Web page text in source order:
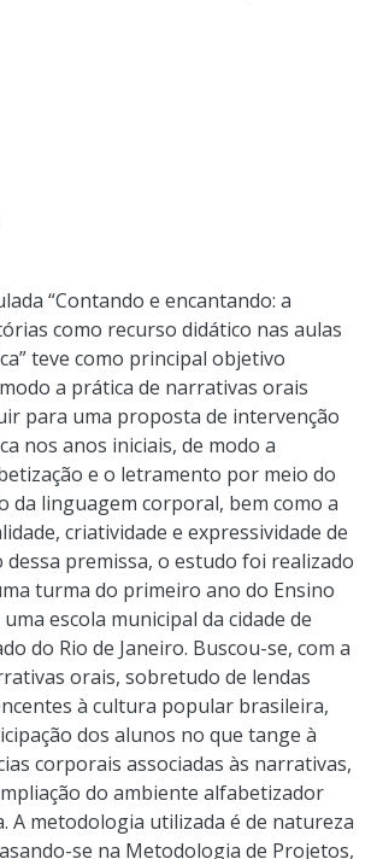
“Contando e encantando: a
como recurso didático nas aulas
teve como principal objetivo
a prática de narrativas orais
para uma proposta de intervenção
nos anos iniciais, de modo a
e o letramento por meio do
da linguagem corporal, bem como a
criatividade e expressividade de
premissa, o estudo foi realizado
turma do primeiro ano do Ensino
escola municipal da cidade de
do Rio de Janeiro. Buscou-se, com a
orais, sobretudo de lendas
à cultura popular brasileira,
dos alunos no que tange à
corporais associadas às narrativas,
do ambiente alfabetizador
A metodologia utilizada é de natureza
se na Metodologia de Projetos,